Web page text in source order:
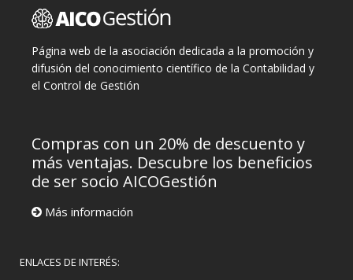
Página web de la asociación dedicada a la promoción y
difusión del conocimiento científico de la Contabilidad y
el Control de Gestión
Compras con un 20% de descuento y
más ventajas. Descubre los beneficios
de ser socio AICOGestión
Más información
ENLACES DE INTERÉS: